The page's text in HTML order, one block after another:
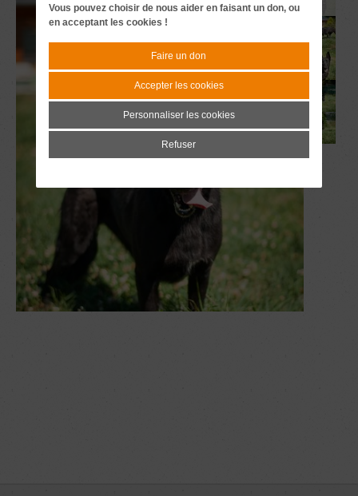
Vous pouvez choisir de nous aider en faisant un don, ou
en acceptant les cookies !
Faire un don
Accepter les cookies
Personnaliser les cookies
Refuser